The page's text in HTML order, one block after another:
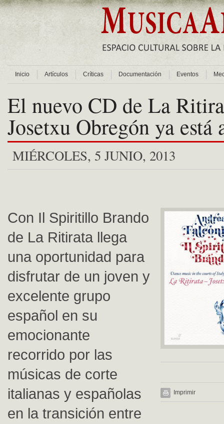
Inicio Artículos Críticas Documentación Eventos
El nuevo CD de La
Josetxu Obregón ya está
MIÉRCOLES, 5 JUNIO, 2013
Imprimir
Con Il Spiritillo Brando
de La Ritirata llega
una oportunidad para
disfrutar de un joven y
excelente grupo
español en su
emocionante
recorrido por las
músicas de corte
italianas y españolas
en la transición entre